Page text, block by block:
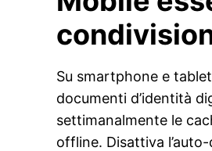
Su smartphone e
documenti d’identità
settimanalmente le
offline. Disattiva